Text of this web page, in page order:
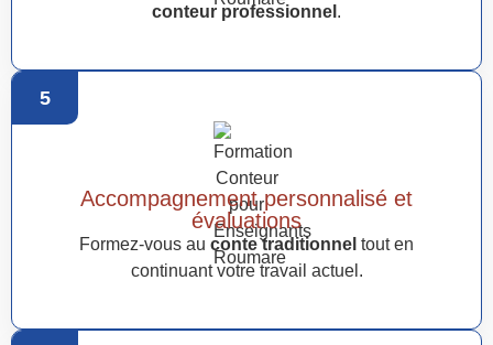
conteur professionnel .
5
Accompagnement personnalisé et
évaluations
Formez-vous au conte traditionnel tout en
continuant votre travail actuel.